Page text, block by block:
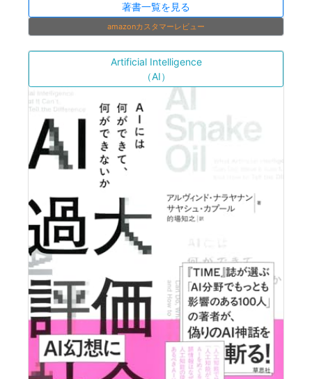
著書一覧を見る
amazonカスタマーレビュー
Artificial Intelligence
（AI）